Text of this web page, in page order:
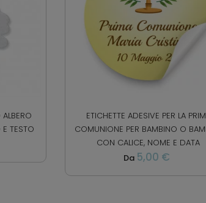
TESTO
ETICHETTE ADESIVE PER LA
COMUNIONE PER BAMBINO O
CON CALICE, NOME E DATA
Da 5,00 €